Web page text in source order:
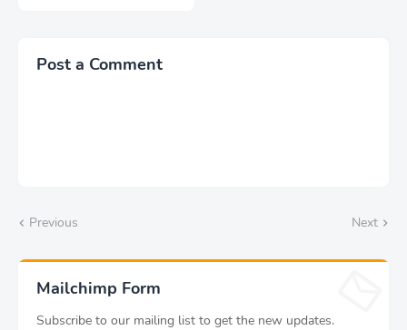
Post a Comment
Previous Next
Mailchimp Form
Subscribe to our mailing list to get the new updates.